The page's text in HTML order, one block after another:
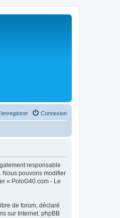
Connexion
responsable
Nous pouvons modifier
« PoloG40.com - Le
de forum, déclaré
sur Internet. phpBB